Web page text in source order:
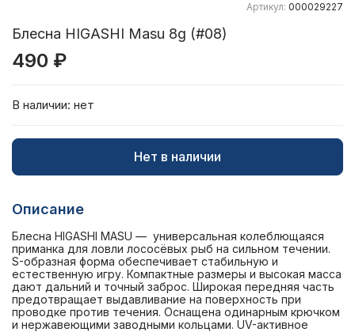
Артикул: 000029227
Блесна HIGASHI Masu 8g (#08)
490 ₽
В наличии: нет
Нет в наличии
Описание
Блесна HIGASHI MASU — универсальная колеблющаяся
приманка для ловли лососёвых рыб на сильном течении.
S-образная форма обеспечивает стабильную и
естественную игру. Компактные размеры и высокая масса
дают дальний и точный заброс. Широкая передняя часть
предотвращает выдавливание на поверхность при
проводке против течения. Оснащена одинарным крючком
и нержавеющими заводными кольцами. UV-активное